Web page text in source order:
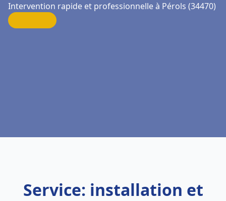
Intervention rapide et professionnelle à Pérols (34470)
Service: installation et